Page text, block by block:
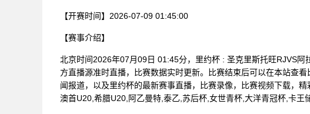
【开赛时间】 2026-07-09 01:45:00
【赛事介绍】
北京时间2026年07月09日 01:45分，里约杯 : 圣克里斯托旺RJVS
方直播源准时直播，比赛数据实时更新。比赛结束后可以在本站查
闻报道，以及里约杯的最新赛事直播，比赛录像，比赛视频下载，
澳首U20,希腊U20,阿乙曼特,泰乙,苏后杯,女世青杯,大洋青冠杯,卡王